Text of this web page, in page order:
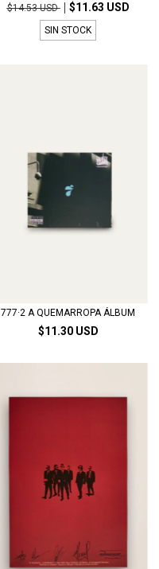
$14.53 USD
$11.63 USD
SIN STOCK
777·2 A QUEMARROPA ÁLBUM
$11.30 USD